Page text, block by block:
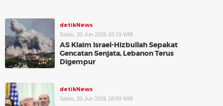
detikNews
Sabtu, 20 Jun 2026 19:19 WIB
AS Klaim Israel-Hizbullah Sepakat
Gencatan Senjata, Lebanon Terus
Digempur
detikNews
Sabtu, 20 Jun 2026 18:59 WIB